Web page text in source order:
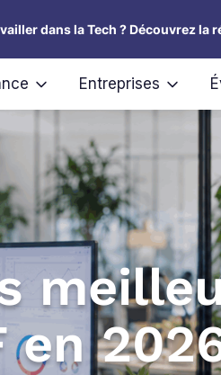
dans la Tech ? Découvrez la
Entreprises
en